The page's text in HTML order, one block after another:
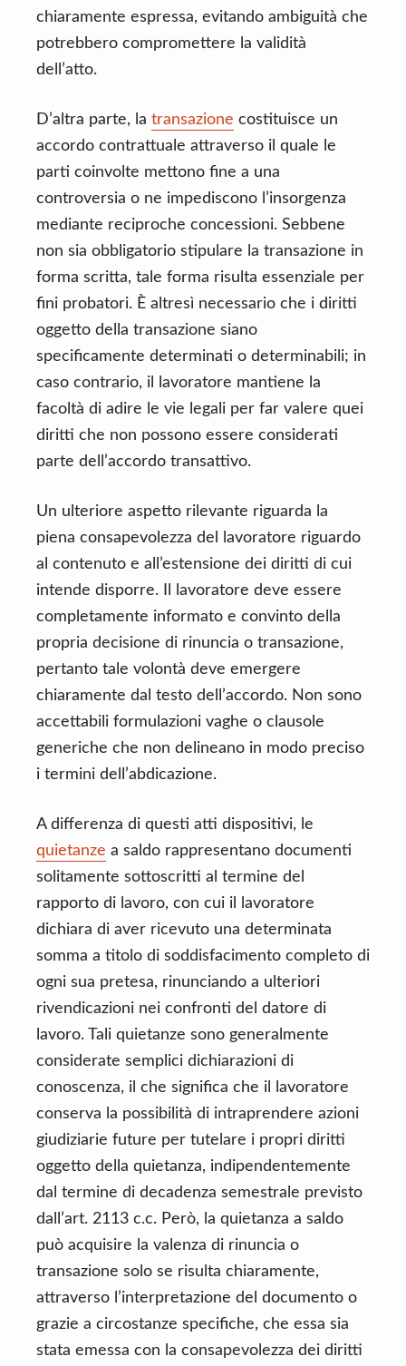
chiaramente espressa, evitando ambiguità che
potrebbero compromettere la validità
dell’atto.
D’altra parte, la transazione costituisce un
accordo contrattuale attraverso il quale le
parti coinvolte mettono fine a una
controversia o ne impediscono l’insorgenza
mediante reciproche concessioni. Sebbene
non sia obbligatorio stipulare la transazione in
forma scritta, tale forma risulta essenziale per
fini probatori. È altresì necessario che i diritti
oggetto della transazione siano
specificamente determinati o determinabili; in
caso contrario, il lavoratore mantiene la
facoltà di adire le vie legali per far valere quei
diritti che non possono essere considerati
parte dell’accordo transattivo.
Un ulteriore aspetto rilevante riguarda la
piena consapevolezza del lavoratore riguardo
al contenuto e all’estensione dei diritti di cui
intende disporre. Il lavoratore deve essere
completamente informato e convinto della
propria decisione di rinuncia o transazione,
pertanto tale volontà deve emergere
chiaramente dal testo dell’accordo. Non sono
accettabili formulazioni vaghe o clausole
generiche che non delineano in modo preciso
i termini dell’abdicazione.
A differenza di questi atti dispositivi, le
quietanze a saldo rappresentano documenti
solitamente sottoscritti al termine del
rapporto di lavoro, con cui il lavoratore
dichiara di aver ricevuto una determinata
somma a titolo di soddisfacimento completo di
ogni sua pretesa, rinunciando a ulteriori
rivendicazioni nei confronti del datore di
lavoro. Tali quietanze sono generalmente
considerate semplici dichiarazioni di
conoscenza, il che significa che il lavoratore
conserva la possibilità di intraprendere azioni
giudiziarie future per tutelare i propri diritti
oggetto della quietanza, indipendentemente
dal termine di decadenza semestrale previsto
dall’art. 2113 c.c. Però, la quietanza a saldo
può acquisire la valenza di rinuncia o
transazione solo se risulta chiaramente,
attraverso l’interpretazione del documento o
grazie a circostanze specifiche, che essa sia
stata emessa con la consapevolezza dei diritti